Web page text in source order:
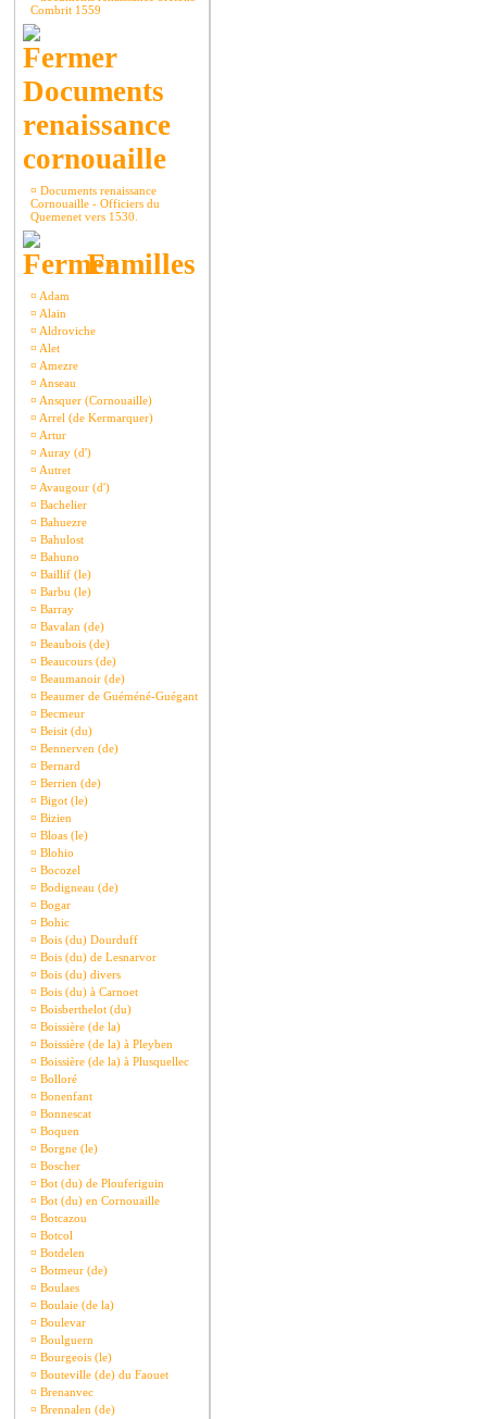
Combrit 1559
Documents
renaissance
cornouaille
¤ Documents renaissance
Cornouaille - Officiers du
Quemenet vers 1530.
Familles
¤ Adam
¤ Alain
¤ Aldroviche
¤ Alet
¤ Amezre
¤ Anseau
¤ Ansquer (Cornouaille)
¤ Arrel (de Kermarquer)
¤ Artur
¤ Auray (d')
¤ Autret
¤ Avaugour (d')
¤ Bachelier
¤ Bahuezre
¤ Bahulost
¤ Bahuno
¤ Baillif (le)
¤ Barbu (le)
¤ Barray
¤ Bavalan (de)
¤ Beaubois (de)
¤ Beaucours (de)
¤ Beaumanoir (de)
¤ Beaumer de Guéméné-Guégant
¤ Becmeur
¤ Beisit (du)
¤ Bennerven (de)
¤ Bernard
¤ Berrien (de)
¤ Bigot (le)
¤ Bizien
¤ Bloas (le)
¤ Blohio
¤ Bocozel
¤ Bodigneau (de)
¤ Bogar
¤ Bohic
¤ Bois (du) Dourduff
¤ Bois (du) de Lesnarvor
¤ Bois (du) divers
¤ Bois (du) à Carnoet
¤ Boisberthelot (du)
¤ Boissière (de la)
¤ Boissière (de la) à Pleyben
¤ Boissière (de la) à Plusquellec
¤ Bolloré
¤ Bonenfant
¤ Bonnescat
¤ Boquen
¤ Borgne (le)
¤ Boscher
¤ Bot (du) de Plouferiguin
¤ Bot (du) en Cornouaille
¤ Botcazou
¤ Botcol
¤ Botdelen
¤ Botmeur (de)
¤ Boulaes
¤ Boulaie (de la)
¤ Boulevar
¤ Boulguern
¤ Bourgeois (le)
¤ Bouteville (de) du Faouet
¤ Brenanvec
¤ Brennalen (de)